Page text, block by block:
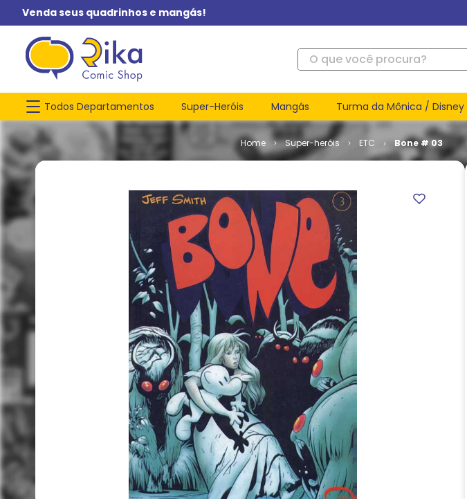
Venda seus quadrinhos e mangás!
O que você procura?
Todos Departamentos Super-Heróis Mangás Turma da Mônica / Disney
Super-heróis ETC Bone # 03